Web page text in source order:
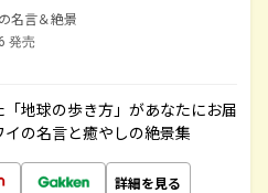
名言＆絶景
発売
地球の歩き方」があなたにお届
の名言と癒やしの絶景集
詳細を見る